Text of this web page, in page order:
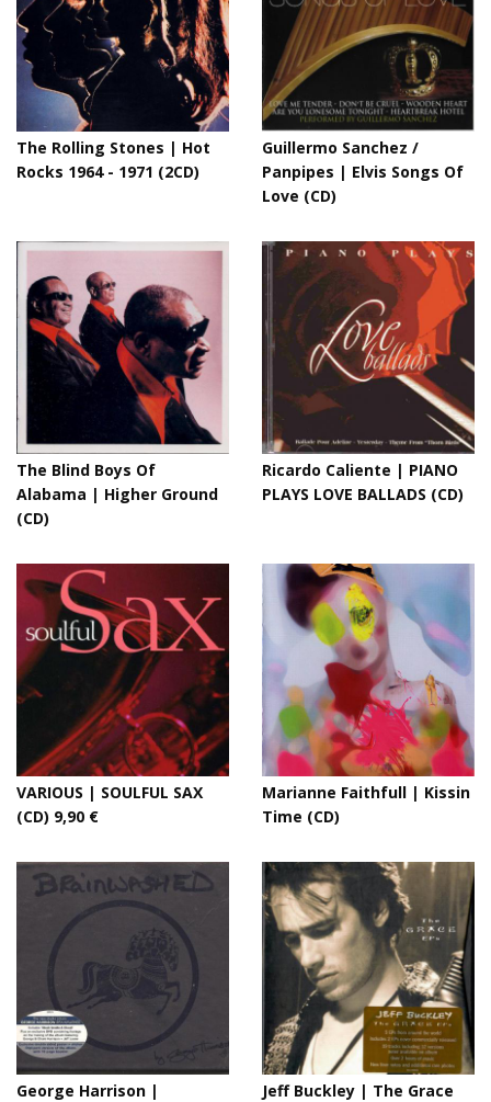
The Rolling Stones | Hot
Rocks 1964 - 1971 (2CD)
Guillermo Sanchez /
Panpipes | Elvis Songs Of
Love (CD)
The Blind Boys Of
Alabama | Higher Ground
(CD)
Ricardo Caliente | PIANO
PLAYS LOVE BALLADS (CD)
VARIOUS | SOULFUL SAX
(CD) 9,90 €
Marianne Faithfull | Kissin
Time (CD)
George Harrison | Jeff Buckley | The Grace